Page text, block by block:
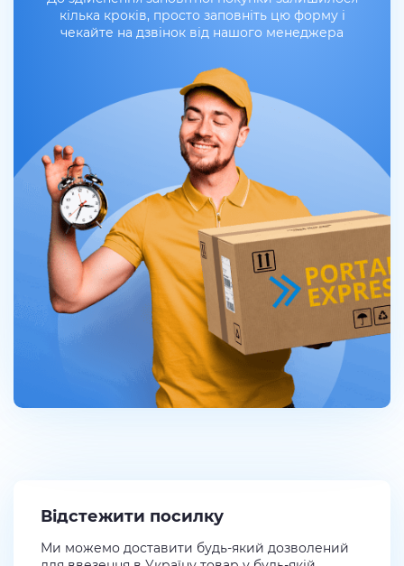
кілька кроків, просто заповніть цю форму і
чекайте на дзвінок від нашого менеджера
Відстежити посилку
Ми можемо доставити будь-який дозволений